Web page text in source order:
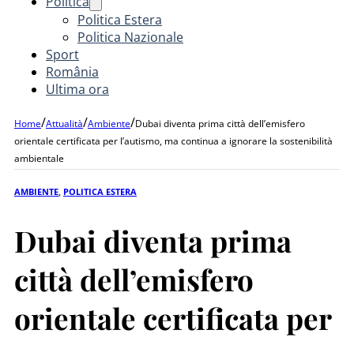
Politica Estera
Politica Nazionale
Sport
România
Ultima ora
Home/Attualità/Ambiente/Dubai diventa prima città dell’emisfero
orientale certificata per l’autismo, ma continua a ignorare la sostenibilità
ambientale
AMBIENTE POLITICA ESTERA
Dubai diventa prima
città dell’emisfero
orientale certificata per